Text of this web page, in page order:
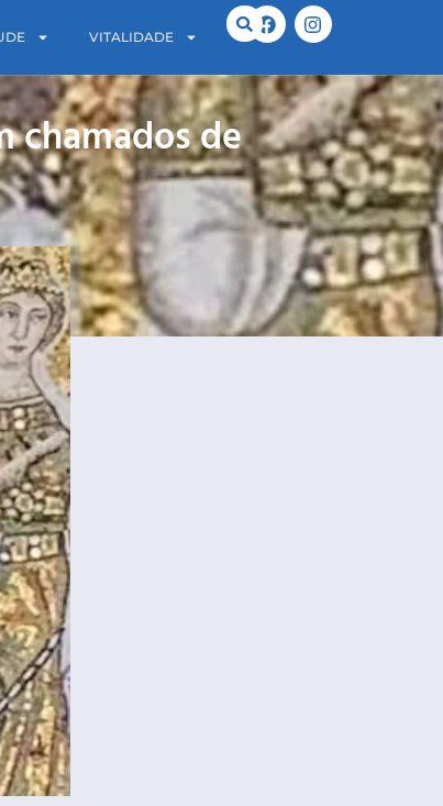
VITALIDADE
chamados de